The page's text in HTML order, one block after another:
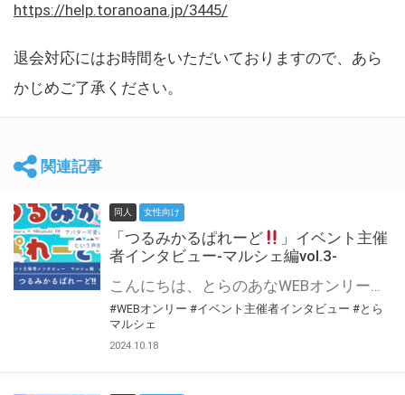
https://help.toranoana.jp/3445/
退会対応にはお時間をいただいておりますので、あら
かじめご了承ください。
関連記事
同人 女性向け
「つるみかるぱれーど
」イベント主催
者インタビュー-マルシェ編vol.3-
こんにちは、とらのあなWEBオンリー運営スタッフです。 新たにお届けする、イベント主催者インタビュー-マルシェ編-は、 とらのあなWEBオンリー「マルシェ」をご利用した主催様に 「マルシェ」を使って開催した感想や心がけをお聞きする企画です。 今回は、WEBオンリー初開催「つるみかるぱれーど
#WEBオンリー #イベント主催者インタビュー #とら
マルシェ
2024.10.18